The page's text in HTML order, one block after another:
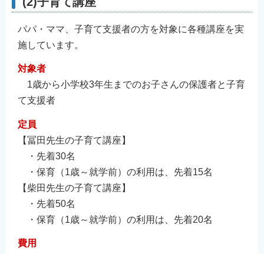
パパ・ママ、子育て支援者の方を対象に各種講座を実
施しています。
対象者
1歳から小学校3年生までのお子さんの保護者と子育
て支援者
定員
【冨田先生の子育て講座】
・先着30名
・保育（1歳～就学前）の利用は、先着15名
【柴田先生の子育て講座】
・先着50名
・保育（1歳～就学前）の利用は、先着20名
費用